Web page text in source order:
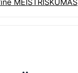
MEISTRIŠKUMAS